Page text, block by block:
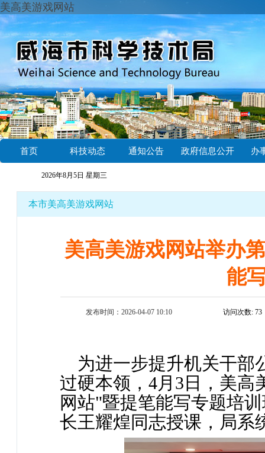
美高美游戏网站
首页 科技动态 通知公告 政府信息公开 办
2026年8月5日 星期三
本市美高美游戏网站
美高美游戏网站举办
能
发布时间：2026-04-07 10:10 访问次数: 73
为进一步提升机关干部
过硬本领，4月3日，美高
网站"暨提笔能写专题培
长王耀煌同志授课，局系